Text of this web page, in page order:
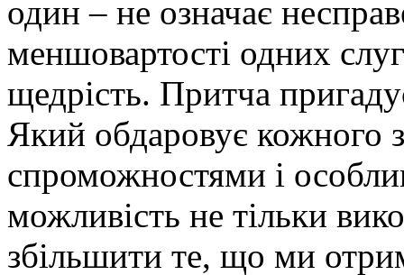
один – не означає
меншовартості одних
щедрість. Притча
Який обдаровує кожного
спроможностями і
можливість не тільки
збільшити те, що ми